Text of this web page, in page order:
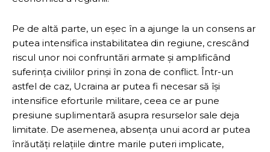
Pe de altă parte, un eșec în a ajunge la un consens ar
putea intensifica instabilitatea din regiune, crescând
riscul unor noi confruntări armate și amplificând
suferința civililor prinși în zona de conflict. Într-un
astfel de caz, Ucraina ar putea fi necesar să își
intensifice eforturile militare, ceea ce ar pune
presiune suplimentară asupra resurselor sale deja
limitate. De asemenea, absența unui acord ar putea
înrăutăți relațiile dintre marile puteri implicate,